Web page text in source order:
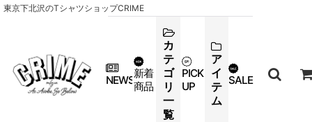
東京下北沢のTシャツショップCRIME
NEWS新着
商品
カ
テ
ゴ
リ
一
覧
PICK
UP
ア
イ
テ
ム
SALE